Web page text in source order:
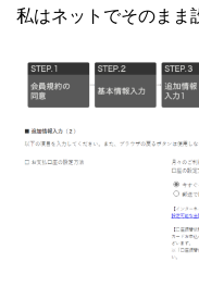
私はネットでそのまま